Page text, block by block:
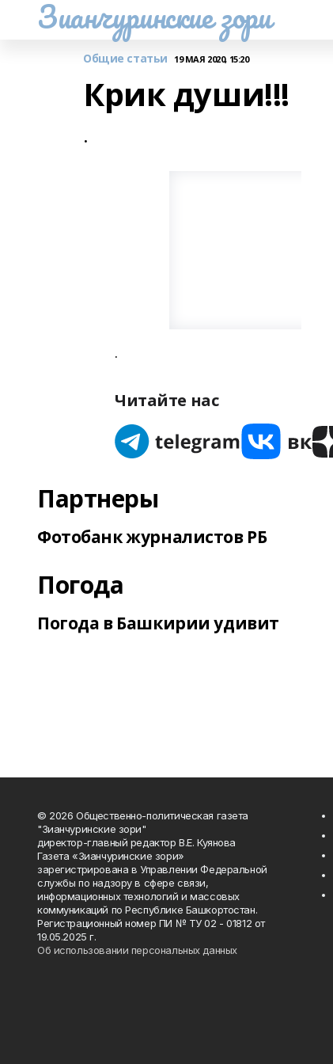
Зианчуринские зори
Общие статьи 19 МАЯ 2020, 15:20
Крик души!!!
.
.
Читайте нас
Партнеры
Фотобанк журналистов РБ
Погода
Погода в Башкирии удивит
© 2026 Общественно-политическая газета
"Зианчуринские зори"
директор-главный редактор В.Е. Куянова
Газета «Зианчуринские зори»
зарегистрирована в Управлении Федеральной
службы по надзору в сфере связи,
информационных технологий и массовых
коммуникаций по Республике Башкортостан.
Регистрационный номер ПИ № ТУ 02 - 01812 от
19.05.2025 г.
Об использовании персональных данных